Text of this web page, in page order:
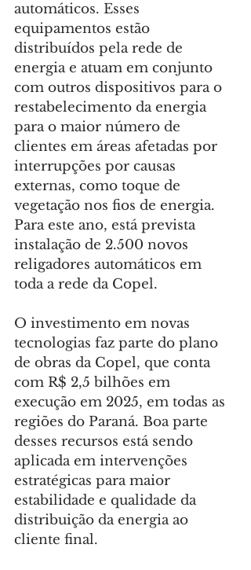
automáticos. Esses
equipamentos estão
distribuídos pela rede de
energia e atuam em conjunto
com outros dispositivos para o
restabelecimento da energia
para o maior número de
clientes em áreas afetadas por
interrupções por causas
externas, como toque de
vegetação nos fios de energia.
Para este ano, está prevista
instalação de 2.500 novos
religadores automáticos em
toda a rede da Copel.
O investimento em novas
tecnologias faz parte do plano
de obras da Copel, que conta
com R$ 2,5 bilhões em
execução em 2025, em todas as
regiões do Paraná. Boa parte
desses recursos está sendo
aplicada em intervenções
estratégicas para maior
estabilidade e qualidade da
distribuição da energia ao
cliente final.